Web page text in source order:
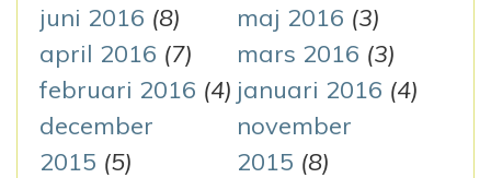
juni 2016 (8) maj 2016 (3)
april 2016 (7) mars 2016 (3)
februari 2016 (4) januari 2016 (4)
december
2015 (5)
november
2015 (8)